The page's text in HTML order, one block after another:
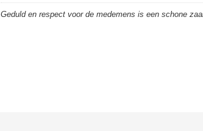
Geduld en respect voor de medemens is een schone